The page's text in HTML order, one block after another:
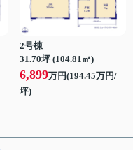
2号棟
31.70坪 (104.81㎡)
6,899万円(194.45万円/
坪)